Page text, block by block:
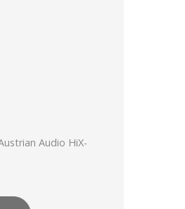
Audio HiX-